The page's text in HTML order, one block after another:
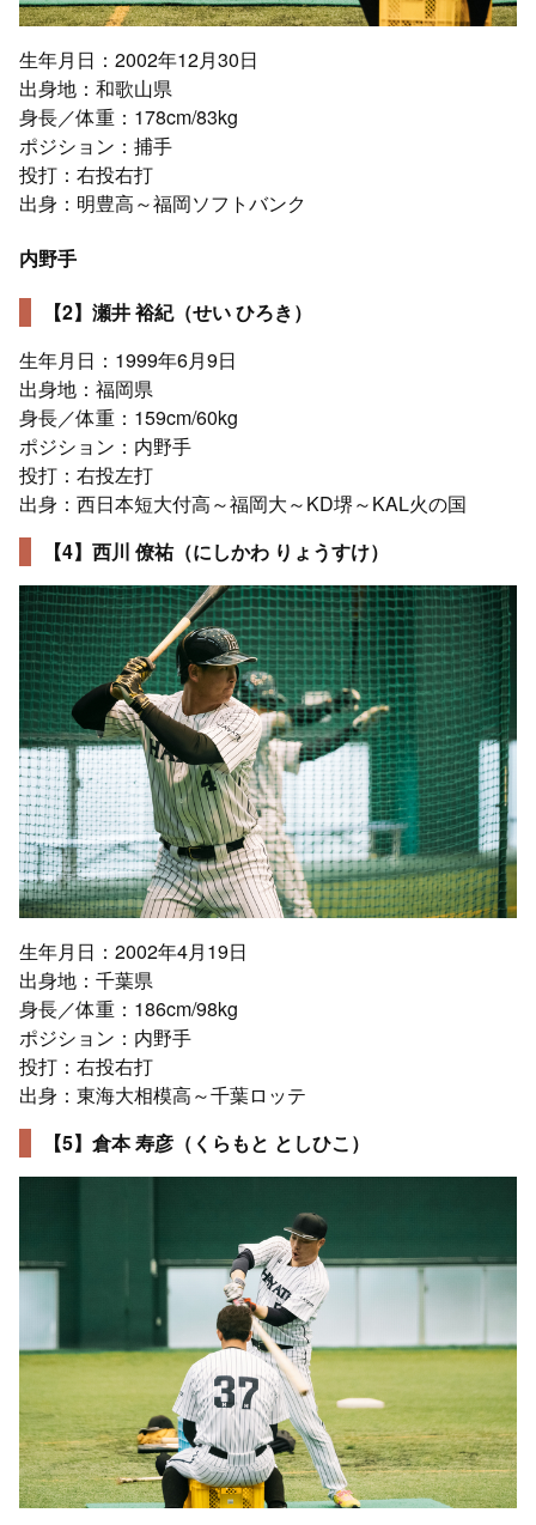
生年月日：2002年12月30日
出身地：和歌山県
身長／体重：178cm/83kg
ポジション：捕手
投打：右投右打
出身：明豊高～福岡ソフトバンク
内野手
【2】瀬井 裕紀（せい ひろき）
生年月日：1999年6月9日
出身地：福岡県
身長／体重：159cm/60kg
ポジション：内野手
投打：右投左打
出身：西日本短大付高～福岡大～KD堺～KAL火の国
【4】西川 僚祐（にしかわ りょうすけ）
生年月日：2002年4月19日
出身地：千葉県
身長／体重：186cm/98kg
ポジション：内野手
投打：右投右打
出身：東海大相模高～千葉ロッテ
【5】倉本 寿彦（くらもと としひこ）